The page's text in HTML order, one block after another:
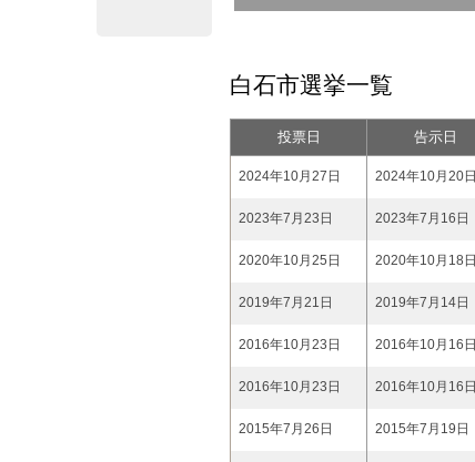
白石市選挙一覧
投票日 告示日
2024年10月27日 2024年10月20日
2023年7月23日 2023年7月16日
2020年10月25日 2020年10月18日
2019年7月21日 2019年7月14日
2016年10月23日 2016年10月16日
2016年10月23日 2016年10月16日
2015年7月26日 2015年7月19日